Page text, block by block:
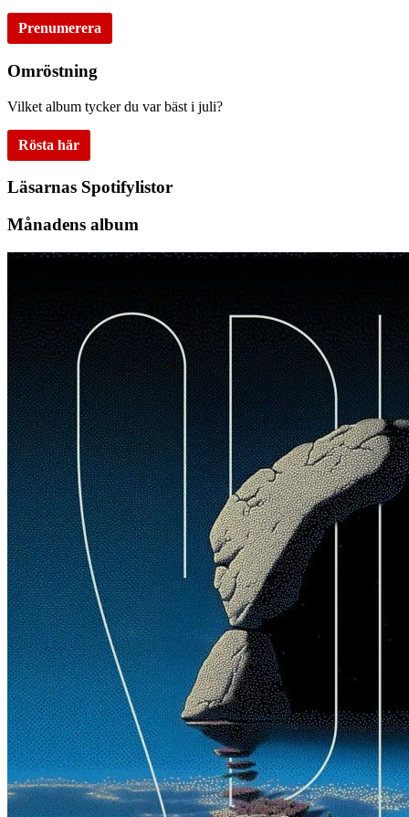
Prenumerera
Omröstning
Vilket album tycker du var bäst i juli?
Rösta här
Läsarnas Spotifylistor
Månadens album